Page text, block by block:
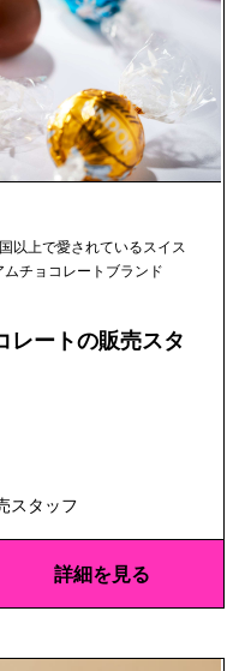
以上で愛されているスイス
ムチョコレートブランド
レートの販売スタ
スタッフ
詳細を見る